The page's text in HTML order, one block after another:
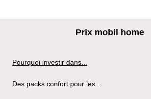
Prix mobil home
Pourquoi investir dans...
Des packs confort pour les...